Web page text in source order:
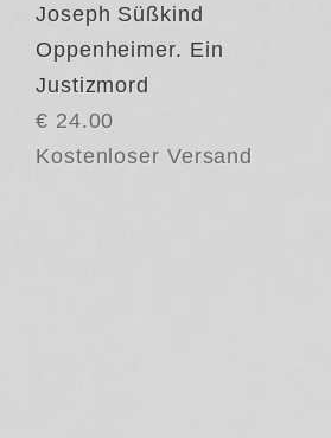
Joseph Süßkind
Oppenheimer. Ein
Justizmord
€ 24.00
Kostenloser Versand